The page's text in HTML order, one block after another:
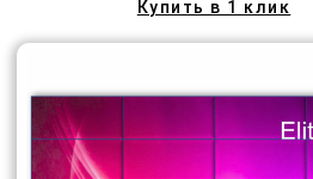
Купить в 1 клик